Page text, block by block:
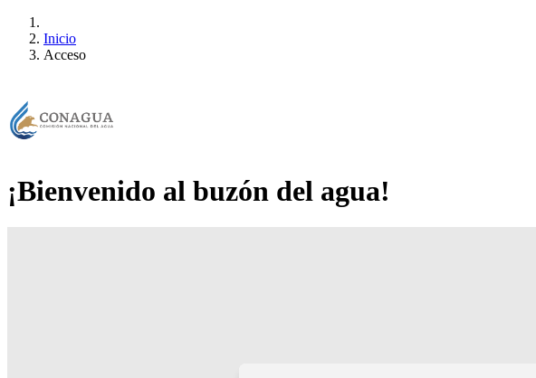
Inicio
Acceso
¡Bienvenido al buzón del agua!